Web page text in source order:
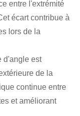
entre l'extrémité
écart contribue à
lors de la
d'angle est
de la
continue entre
et améliorant